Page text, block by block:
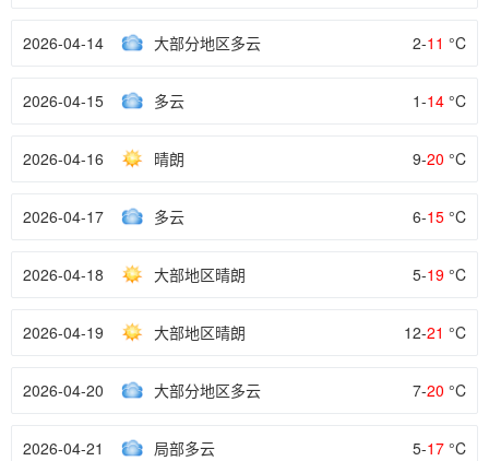
2026-04-14 大部分地区多云 2-11 °C
2026-04-15 多云 1-14 °C
2026-04-16 晴朗 9-20 °C
2026-04-17 多云 6-15 °C
2026-04-18 大部地区晴朗 5-19 °C
2026-04-19 大部地区晴朗 12-21 °C
2026-04-20 大部分地区多云 7-20 °C
2026-04-21 局部多云 5-17 °C